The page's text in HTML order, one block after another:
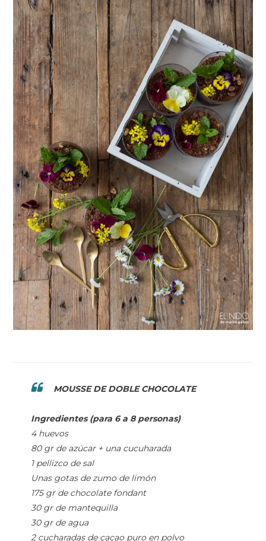
MOUSSE DE DOBLE CHOCOLATE
Ingredientes (para 6 a 8 personas)
4 huevos
80 gr de azúcar + una cucuharada
1 pellizco de sal
Unas gotas de zumo de limón
175 gr de chocolate fondant
30 gr de mantequilla
30 gr de agua
2 cucharadas de cacao puro en polvo